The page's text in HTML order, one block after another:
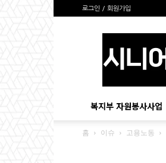
로그인 / 회원가입
복지부 자원봉사사업
홈 이슈 고용노동